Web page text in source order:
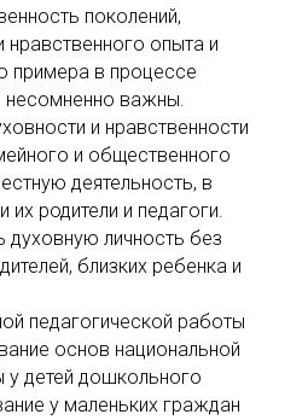
поколений,
опыта и
примера в процессе
несомненно важны.
и нравственности
и общественного
деятельность, в
их родители и педагоги.
личность без
близких ребенка и
педагогической работы
основ национальной
у детей дошкольного
у маленьких граждан